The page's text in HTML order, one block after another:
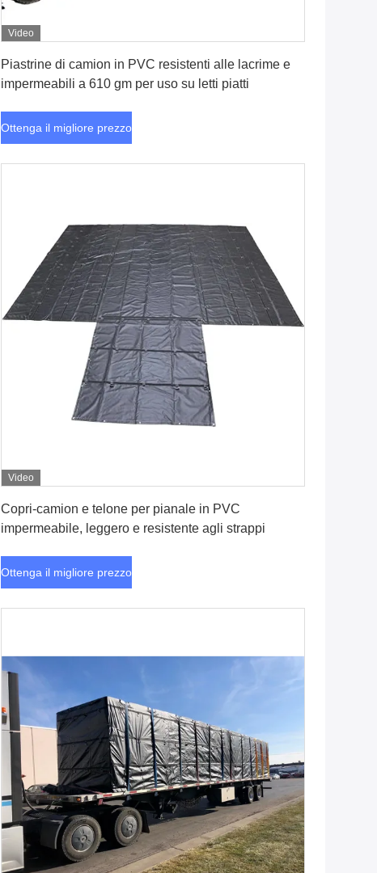
Video
Piastrine di camion in PVC resistenti alle lacrime e
impermeabili a 610 gm per uso su letti piatti
Ottenga il migliore prezzo
Video
Copri-camion e telone per pianale in PVC
impermeabile, leggero e resistente agli strappi
Ottenga il migliore prezzo